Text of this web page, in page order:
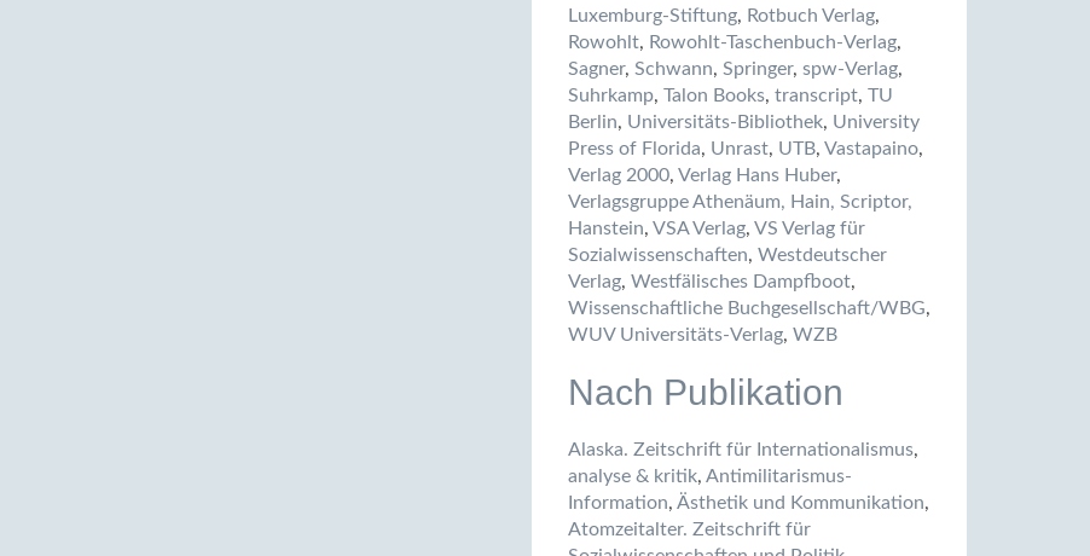
Luxemburg-Stiftung, Rotbuch Verlag,
Rowohlt, Rowohlt-Taschenbuch-Verlag,
Sagner, Schwann, Springer, spw-Verlag,
Suhrkamp, Talon Books, transcript, TU
Berlin, Universitäts-Bibliothek, University
Press of Florida, Unrast, UTB, Vastapaino,
Verlag 2000, Verlag Hans Huber,
Verlagsgruppe Athenäum, Hain, Scriptor,
Hanstein, VSA Verlag, VS Verlag für
Sozialwissenschaften, Westdeutscher
Verlag, Westfälisches Dampfboot,
Wissenschaftliche Buchgesellschaft/WBG,
WUV Universitäts-Verlag, WZB
Nach Publikation
Alaska. Zeitschrift für Internationalismus,
analyse & kritik, Antimilitarismus-
Information, Ästhetik und Kommunikation,
Atomzeitalter. Zeitschrift für